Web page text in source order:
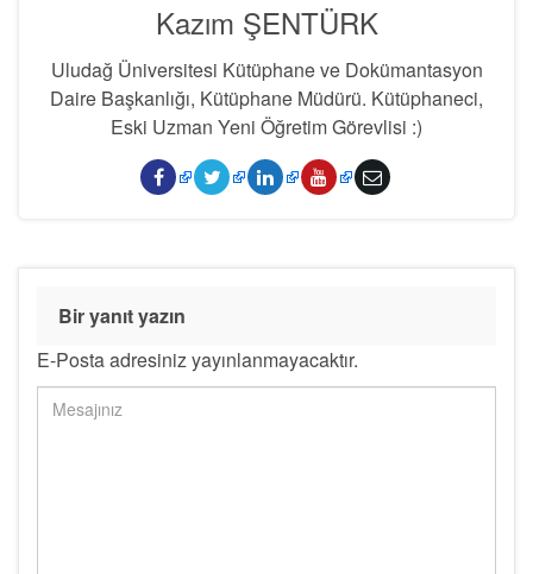
Kazım ŞENTÜRK
Uludağ Üniversitesi Kütüphane ve Dokümantasyon
Daire Başkanlığı, Kütüphane Müdürü. Kütüphaneci,
Eski Uzman Yeni Öğretim Görevlisi :)
Bir yanıt yazın
E-Posta adresiniz yayınlanmayacaktır.